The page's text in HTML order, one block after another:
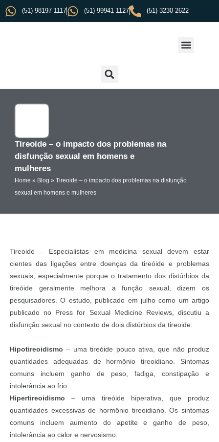
(51) 98197-1117 (51) 99941-1127 (51) 3230-2622
Tireoide – o impacto dos problemas na
disfunção sexual em homens e
mulheres
Home » Blog » Tireoide – o impacto dos problemas na disfunção
sexual em homens e mulheres
Tireoide – Especialistas em medicina sexual devem estar
cientes das ligações entre doenças da tireóide e problemas
sexuais, especialmente porque o tratamento dos distúrbios da
tireóide geralmente melhora a função sexual, dizem os
pesquisadores. O estudo, publicado em julho como um artigo
publicado no Press for Sexual Medicine Reviews, discutiu a
disfunção sexual no contexto de dois distúrbios da tireoide:
Hipotireoidismo – uma tireóide pouco ativa, que não produz
quantidades adequadas de hormônio tireoidiano. Sintomas
comuns incluem ganho de peso, fadiga, constipação e
intolerância ao frio.
Hipertireoidismo – uma tireóide hiperativa, que produz
quantidades excessivas de hormônio tireoidiano. Os sintomas
comuns incluem aumento do apetite e ganho de peso,
intolerância ao calor e nervosismo.